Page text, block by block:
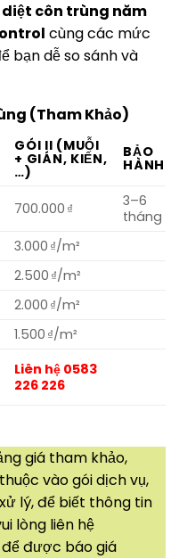
côn trùng năm
cùng các mức
bạn dễ so sánh và
(Tham Khảo)
GÓI II (MUỖI
+ GIÁN, KIẾN,
…)
BẢO
HÀNH
700.000 ₫
3–6
tháng
3.000 ₫/m²
2.500 ₫/m²
2.000 ₫/m²
1.500 ₫/m²
Liên hệ 0583
226 226
giá tham khảo,
vào gói dịch vụ,
lý, để biết thông tin
lòng liên hệ
để được báo giá